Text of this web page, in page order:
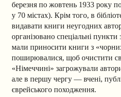
березня по жовтень 1933 року
у 70 містах). Крім того, в
видавати книги неугодних
організовано спеціальні
мали приносити книги з
поширювалися, щоб очистити
«Німеччині» загрожували
але в першу чергу — вчені,
єврейського походження.